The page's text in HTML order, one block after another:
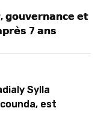
𝗴𝗼𝘂𝘃𝗲𝗿𝗻𝗮𝗻𝗰𝗲 𝗲𝘁
7 𝗮𝗻𝘀
Sylla
est